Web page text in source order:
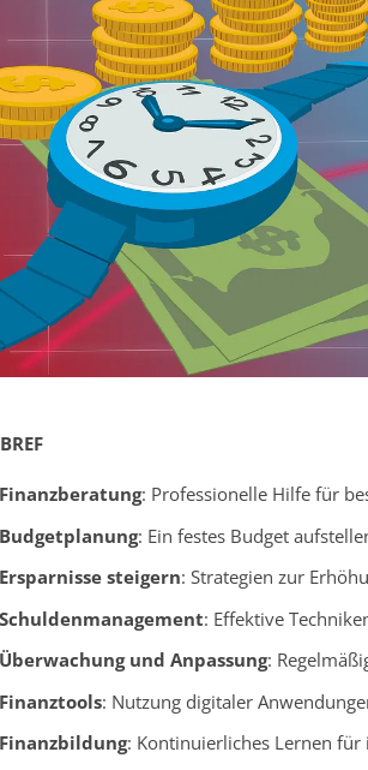
Finanzberatung: Professionelle Hilfe für
Budgetplanung: Ein festes Budget
Ersparnisse steigern: Strategien zur
Schuldenmanagement: Effektive
Überwachung und Anpassung:
Finanztools: Nutzung digitaler
Finanzbildung: Kontinuierliches Lernen